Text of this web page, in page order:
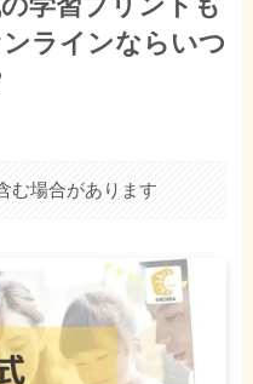
ラインならいつ
む場合があります